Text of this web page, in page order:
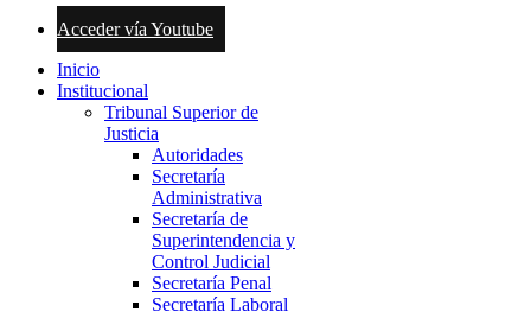
Acceder vía Youtube
Inicio
Institucional
Tribunal Superior de
Justicia
Autoridades
Secretaría
Administrativa
Secretaría de
Superintendencia y
Control Judicial
Secretaría Penal
Secretaría Laboral